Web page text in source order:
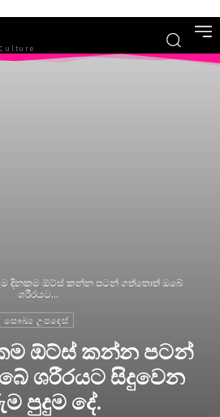
දිනකම ඕට්ස් කන්න පටන් ගත්තොත් ඔබේ
ශරීරයට...
සෞඛ්‍ය උපදෙස්
ඕට්ස් කන්න පටන්
ශරීරයට සිදුවෙන
පුදුම දේ.